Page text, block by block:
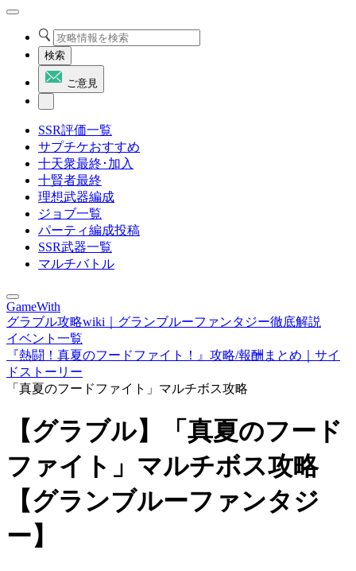
検索
ご意見
SSR評価一覧
サプチケおすすめ
十天衆最終･加入
十賢者最終
理想武器編成
ジョブ一覧
パーティ編成投稿
SSR武器一覧
マルチバトル
GameWith
グラブル攻略wiki｜グランブルーファンタジー徹底解説
イベント一覧
『熱闘！真夏のフードファイト！』攻略/報酬まとめ｜サイ
ドストーリー
「真夏のフードファイト」マルチボス攻略
【グラブル】「真夏のフード
ファイト」マルチボス攻略
【グランブルーファンタジ
ー】